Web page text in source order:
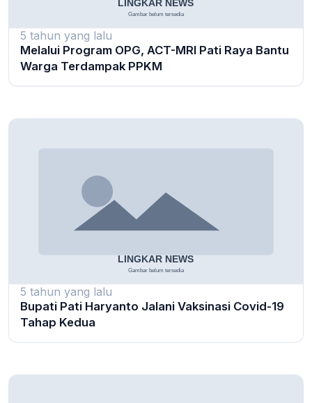
5 tahun yang lalu
Melalui Program OPG, ACT-MRI Pati Raya Bantu
Warga Terdampak PPKM
5 tahun yang lalu
Bupati Pati Haryanto Jalani Vaksinasi Covid-19
Tahap Kedua